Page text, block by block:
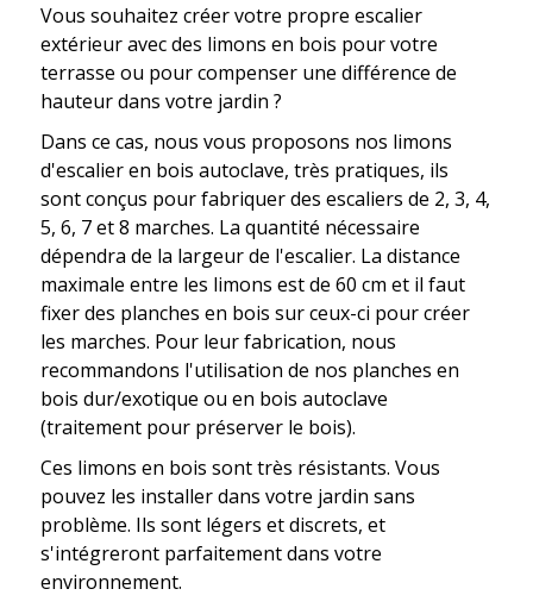
Vous souhaitez créer votre propre escalier
extérieur avec des limons en bois pour votre
terrasse ou pour compenser une différence de
hauteur dans votre jardin ?
Dans ce cas, nous vous proposons nos limons
d'escalier en bois autoclave, très pratiques, ils
sont conçus pour fabriquer des escaliers de 2, 3, 4,
5, 6, 7 et 8 marches. La quantité nécessaire
dépendra de la largeur de l'escalier. La distance
maximale entre les limons est de 60 cm et il faut
fixer des planches en bois sur ceux-ci pour créer
les marches. Pour leur fabrication, nous
recommandons l'utilisation de nos planches en
bois dur/exotique ou en bois autoclave
(traitement pour préserver le bois).
Ces limons en bois sont très résistants. Vous
pouvez les installer dans votre jardin sans
problème. Ils sont légers et discrets, et
s'intégreront parfaitement dans votre
environnement.